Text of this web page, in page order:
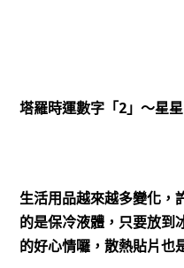
塔羅時運數字「2」～星
生活用品越來越多變化，
的是保冷液體，只要放到
的好心情囉，散熱貼片也